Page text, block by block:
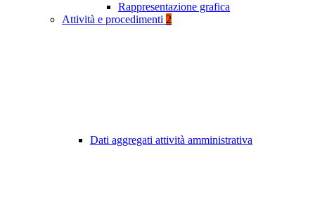
Rappresentazione grafica
Attività e procedimenti 2
Dati aggregati attività amministrativa